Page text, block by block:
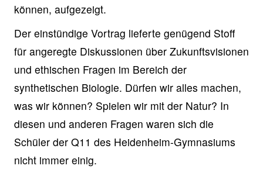
können, aufgezeigt.
Der einstündige Vortrag lieferte genügend Stoff
für angeregte Diskussionen über Zukunftsvisionen
und ethischen Fragen im Bereich der
synthetischen Biologie. Dürfen wir alles machen,
was wir können? Spielen wir mit der Natur? In
diesen und anderen Fragen waren sich die
Schüler der Q11 des Heidenheim-Gymnasiums
nicht immer einig.